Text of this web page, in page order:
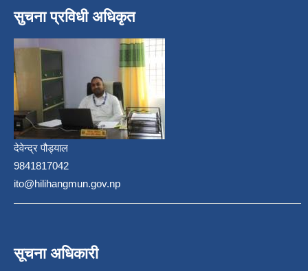
सुचना प्रविधी अधिकृत
देवेन्द्र पौड्याल
9841817042
ito@hilihangmun.gov.np
सूचना अधिकारी